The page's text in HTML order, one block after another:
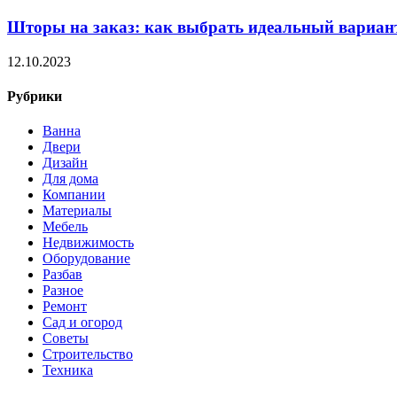
Шторы на заказ: как выбрать идеальный
12.10.2023
Рубрики
Ванна
Двери
Дизайн
Для дома
Компании
Материалы
Мебель
Недвижимость
Оборудование
Разбав
Разное
Ремонт
Сад и огород
Советы
Строительство
Техника